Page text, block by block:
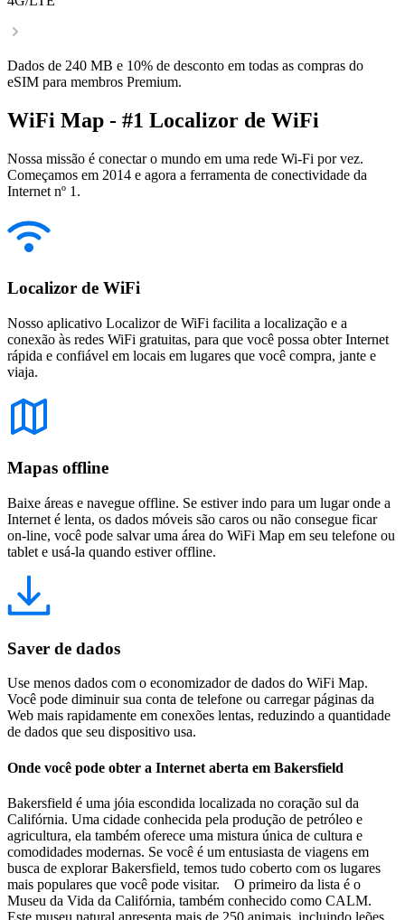
Dados de 240 MB e 10% de desconto em todas as compras do
eSIM para membros Premium.
WiFi Map - #1 Localizor de WiFi
Nossa missão é conectar o mundo em uma rede Wi-Fi por vez.
Começamos em 2014 e agora a ferramenta de conectividade da
Internet nº 1.
Localizor de WiFi
Nosso aplicativo Localizor de WiFi facilita a localização e a
conexão às redes WiFi gratuitas, para que você possa obter Internet
rápida e confiável em locais em lugares que você compra, jante e
viaja.
Mapas offline
Baixe áreas e navegue offline. Se estiver indo para um lugar onde a
Internet é lenta, os dados móveis são caros ou não consegue ficar
on-line, você pode salvar uma área do WiFi Map em seu telefone ou
tablet e usá-la quando estiver offline.
Saver de dados
Use menos dados com o economizador de dados do WiFi Map.
Você pode diminuir sua conta de telefone ou carregar páginas da
Web mais rapidamente em conexões lentas, reduzindo a quantidade
de dados que seu dispositivo usa.
Onde você pode obter a Internet aberta em Bakersfield
Bakersfield é uma jóia escondida localizada no coração sul da
Califórnia. Uma cidade conhecida pela produção de petróleo e
agricultura, ela também oferece uma mistura única de cultura e
comodidades modernas. Se você é um entusiasta de viagens em
busca de explorar Bakersfield, temos tudo coberto com os lugares
mais populares que você pode visitar. O primeiro da lista é o
Museu da Vida da Califórnia, também conhecido como CALM.
Este museu natural apresenta mais de 250 animais, incluindo leões